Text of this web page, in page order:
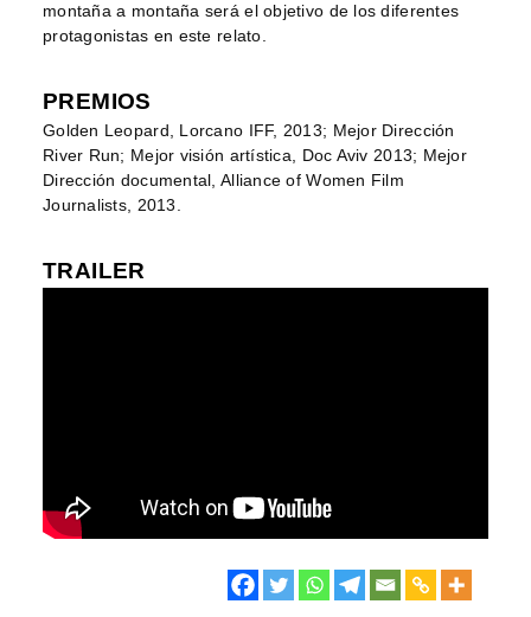
montaña a montaña será el objetivo de los diferentes
protagonistas en este relato.
PREMIOS
Golden Leopard, Lorcano IFF, 2013; Mejor Dirección
River Run; Mejor visión artística, Doc Aviv 2013; Mejor
Dirección documental, Alliance of Women Film
Journalists, 2013.
TRAILER